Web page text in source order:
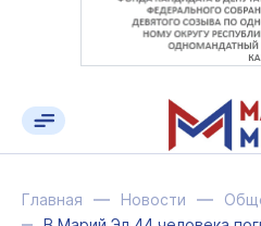
Главная Новости